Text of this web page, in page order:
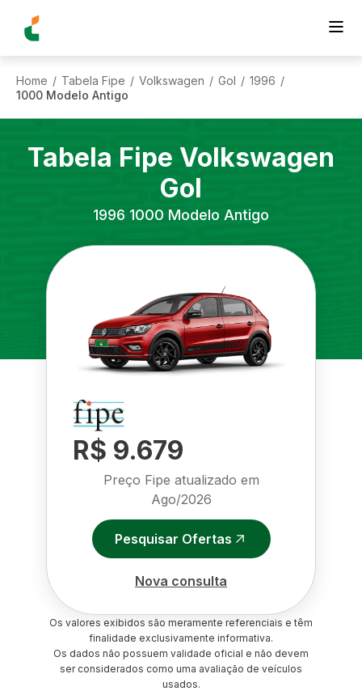
Home / Tabela Fipe / Volkswagen / Gol / 1996 /
1000 Modelo Antigo
Tabela Fipe Volkswagen
Gol
1996 1000 Modelo Antigo
R$ 9.679
Preço Fipe atualizado em
Ago/2026
Pesquisar Ofertas
Nova consulta
Os valores exibidos são meramente referenciais e têm
finalidade exclusivamente informativa.
Os dados não possuem validade oficial e não devem
ser considerados como uma avaliação de veículos
usados.